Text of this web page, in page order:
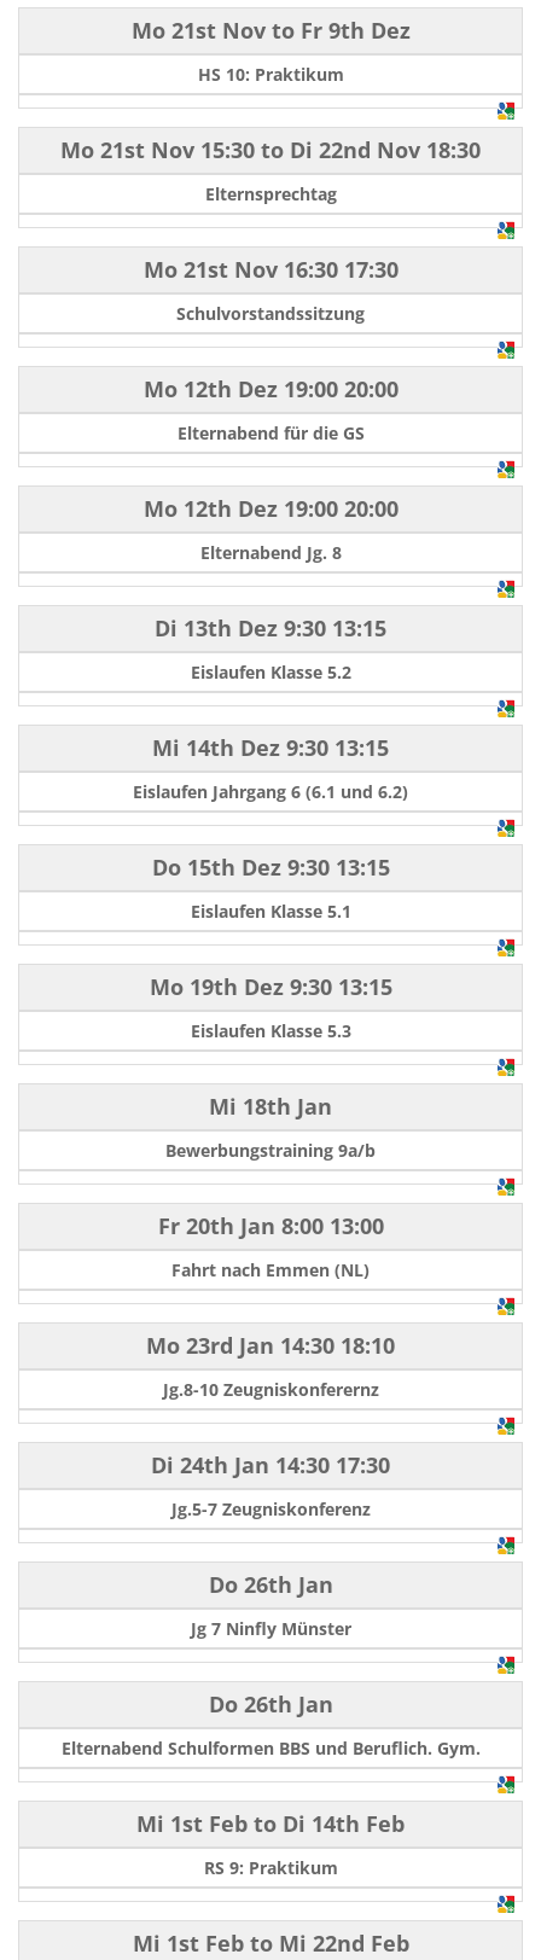
Mo 21st Novto Fr 9th Dez
HS 10: Praktikum
Mo 21st Nov 15:30 to Di 22nd Nov 18:30
Elternsprechtag
Mo 21st Nov16:30 17:30
Schulvorstandssitzung
Mo 12th Dez19:00 20:00
Elternabend für die GS
Mo 12th Dez19:00 20:00
Elternabend Jg. 8
Di 13th Dez 9:30 13:15
Eislaufen Klasse 5.2
Mi 14th Dez 9:30 13:15
Eislaufen Jahrgang 6 (6.1 und 6.2)
Do 15th Dez9:30 13:15
Eislaufen Klasse 5.1
Mo 19th Dez9:30 13:15
Eislaufen Klasse 5.3
Mi 18th Jan
Bewerbungstraining 9a/b
Fr 20th Jan 8:00 13:00
Fahrt nach Emmen (NL)
Mo 23rd Jan 14:30 18:10
Jg.8-10 Zeugniskonferernz
Di 24th Jan 14:30 17:30
Jg.5-7 Zeugniskonferenz
Do 26th Jan
Jg 7 Ninfly Münster
Do 26th Jan
Elternabend Schulformen BBS und Beruflich. Gym.
Mi 1st Feb to Di 14th Feb
RS 9: Praktikum
Mi 1st Febto Mi 22nd Feb